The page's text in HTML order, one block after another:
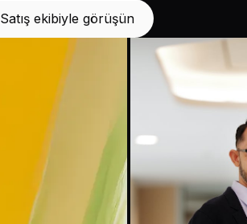
Satış ekibiyle görüşün